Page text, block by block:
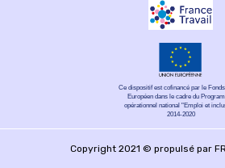
Ce dispositif est cofinancé par le
Européen dans le cadre du
opérationnel national "Emploi et
2014-2020
Copyright 2021 © propulsé par